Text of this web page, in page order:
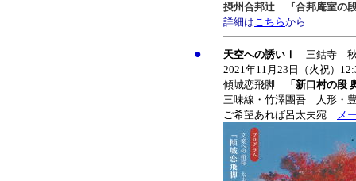
摂州合邦辻 『合邦庵室の
詳細はこちらから
● 天空への誘いⅠ
三鈷寺 秋
2021年11月23日（火祝）
傾城恋飛脚 「新口村の段
三味線・竹澤團吾 人形・
ご希望あれば呂太夫宛
メ